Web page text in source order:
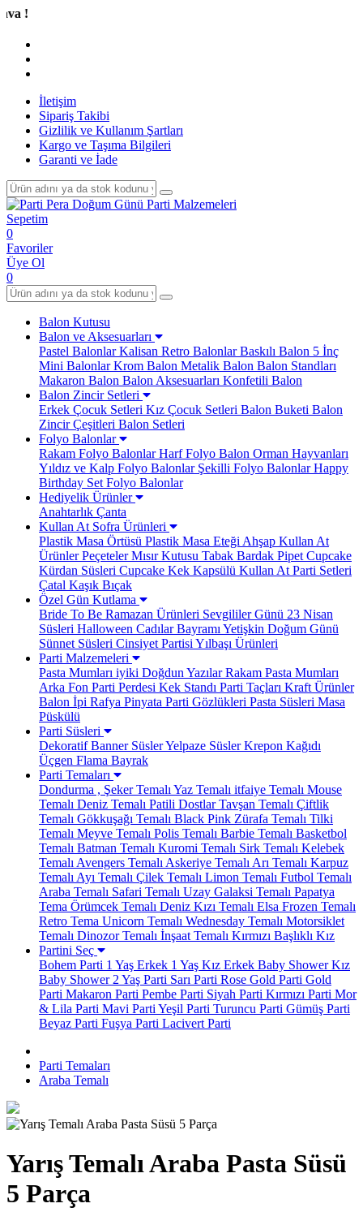
İletişim
Sipariş Takibi
Gizlilik ve Kullanım Şartları
Kargo ve Taşıma Bilgileri
Garanti ve İade
Sepetim
0
Favoriler
Üye Ol
0
Balon Kutusu
Balon ve Aksesuarları
Pastel BalonlarKalisan Retro BalonlarBaskılı Balon 5 İnç
Mini BalonlarKrom Balon Metalik Balon Balon Standları
Makaron Balon Balon Aksesuarları Konfetili Balon
Balon Zincir Setleri
Erkek Çocuk Setleri Kız Çocuk Setleri Balon Buketi Balon
Zincir Çeşitleri Balon Setleri
Folyo Balonlar
Rakam Folyo BalonlarHarf Folyo Balon Orman Hayvanları
Yıldız ve Kalp Folyo BalonlarŞekilli Folyo BalonlarHappy
Birthday Set Folyo Balonlar
Hediyelik Ürünler
Anahtarlık Çanta
Kullan At Sofra Ürünleri
Plastik Masa Örtüsü Plastik Masa Eteği Ahşap Kullan At
ÜrünlerPeçetelerMısır Kutusu Tabak Bardak Pipet Cupcake
Kürdan Süsleri Cupcake Kek Kapsülü Kullan At Parti Setleri
Çatal Kaşık Bıçak
Özel Gün Kutlama
Bride To Be Ramazan Ürünleri Sevgililer Günü 23 Nisan
Süsleri Halloween Cadılar Bayramı Yetişkin Doğum Günü
Sünnet Süsleri Cinsiyet Partisi Yılbaşı Ürünleri
Parti Malzemeleri
Pasta Mumları iyiki Doğdun YazılarRakam Pasta Mumları
Arka Fon Parti Perdesi Kek Standı Parti Taçları Kraft Ürünler
Balon İpi Rafya Pinyata Parti Gözlükleri Pasta Süsleri Masa
Püskülü
Parti Süsleri
Dekoratif Banner SüslerYelpaze SüslerKrepon Kağıdı
Üçgen Flama Bayrak
Parti Temaları
Dondurma , Şeker Temalı Yaz Temalı itfaiye Temalı Mouse
Temalı Deniz Temalı Patili DostlarTavşan Temalı Çiftlik
Temalı Gökkuşağı Temalı Black Pink Zürafa Temalı Tilki
Temalı Meyve Temalı Polis Temalı Barbie Temalı Basketbol
Temalı Batman Temalı Kuromi Temalı Sirk Temalı Kelebek
Temalı Avengers Temalı Askeriye Temalı Arı Temalı Karpuz
Temalı Ayı Temalı Çilek Temalı Limon Temalı Futbol Temalı
Araba Temalı Safari Temalı Uzay Galaksi Temalı Papatya
Tema Örümcek Temalı Deniz Kızı Temalı Elsa Frozen Temalı
Retro Tema Unicorn Temalı Wednesday Temalı Motorsiklet
Temalı Dinozor Temalı İnşaat Temalı Kırmızı Başlıklı Kız
Partini Seç
Bohem Parti 1 Yaş Erkek 1 Yaş Kız Erkek Baby ShowerKız
Baby Shower2 Yaş Parti Sarı Parti Rose Gold Parti Gold
Parti Makaron Parti Pembe Parti Siyah Parti Kırmızı Parti Mor
& Lila Parti Mavi Parti Yeşil Parti Turuncu Parti Gümüş Parti
Beyaz Parti Fuşya Parti Lacivert Parti
Parti Temaları
Araba Temalı
Yarış Temalı Araba Pasta Süsü
5 Parça